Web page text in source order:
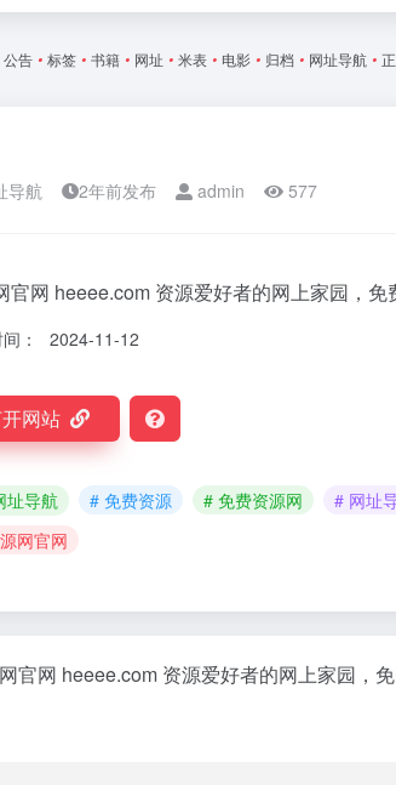
公告 • 标签 • 书籍 • 网址 • 米表 • 电影 • 归档 • 网址导航 •
导航 2年前发布 admin 577
官网 heeee.com 资源爱好者的网上家园，免
： 2024-11-12
网站
址导航 # 免费资源 # 免费资源网 # 网址
网官网
官网 heeee.com 资源爱好者的网上家园，